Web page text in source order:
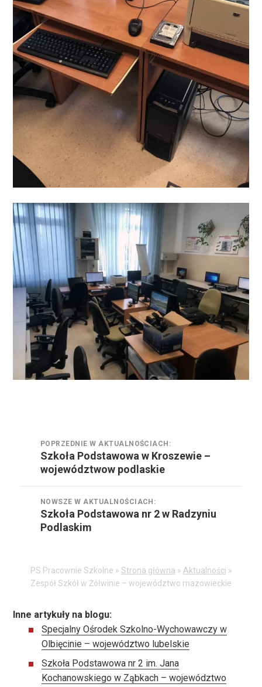
wpisu
POPRZEDNIE W AKTUALNOŚCIACH:
Poprzednie
w
Szkoła Podstawowa w Kroszewie –
województwow podlaskie
NOWSZE W AKTUALNOŚCIACH:
Nowsze
w
Szkoła Podstawowa nr 2 w Radzyniu
Podlaskim
PS Pracownie Szkolne » Strona główna » Aktualności »
Zespół Szkół w Żółwinie – województwo mazowieckie
Inne artykuły na blogu:
Specjalny Ośrodek Szkolno-Wychowawczy w
Olbięcinie – województwo lubelskie
Szkoła Podstawowa nr 2 im. Jana
Kochanowskiego w Ząbkach – województwo